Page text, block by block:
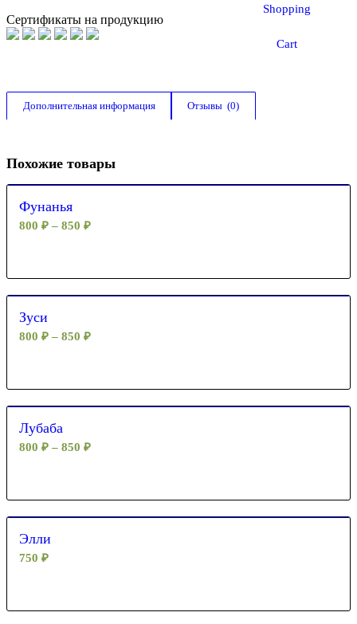
Shopping
Cart
Сертификаты на продукцию
Дополнительная информация Отзывы  (0)
Похожие товары
Фунанья
800 ₽ – 850 ₽
Зуси
800 ₽ – 850 ₽
Лубаба
800 ₽ – 850 ₽
Элли
750 ₽